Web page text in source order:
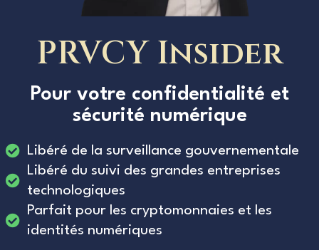
PRVCY Insider
Pour votre confidentialité et
sécurité numérique
Libéré de la surveillance gouvernementale
Libéré du suivi des grandes entreprises
technologiques
Parfait pour les cryptomonnaies et les
identités numériques